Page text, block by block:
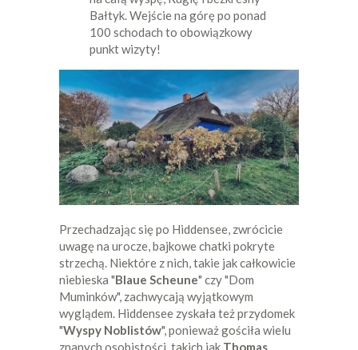
Bałtyk. Wejście na górę po ponad
100 schodach to obowiązkowy
punkt wizyty!
Przechadzając się po Hiddensee, zwrócicie
uwagę na urocze, bajkowe chatki pokryte
strzechą. Niektóre z nich, takie jak całkowicie
niebieska "Blaue Scheune" czy "Dom
Muminków", zachwycają wyjątkowym
wyglądem. Hiddensee zyskała też przydomek
"Wyspy Noblistów", ponieważ gościła wielu
znanych osobistości, takich jak Thomas